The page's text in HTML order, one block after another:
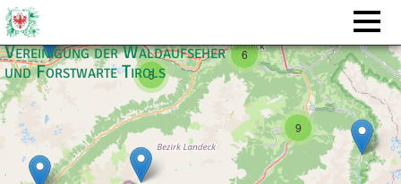
Vereinigung der Waldaufseher
und Forstwarte Tirols
5
6
9